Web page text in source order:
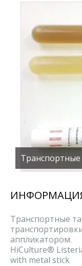
Транспортные
аппликатором.
HiCulture®
with metal stick